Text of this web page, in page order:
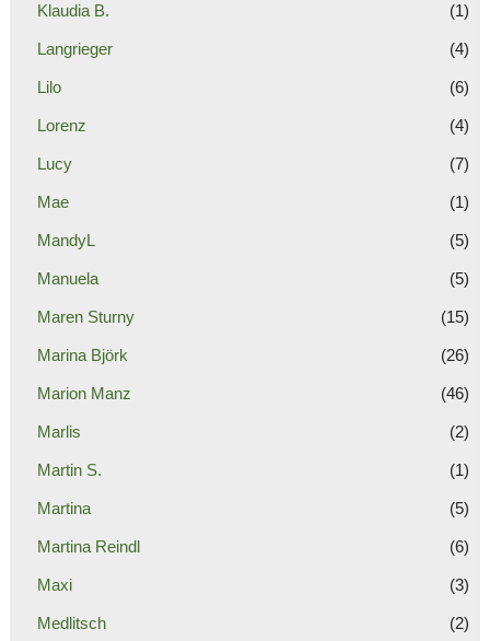
Klaudia B. (1)
Langrieger (4)
Lilo (6)
Lorenz (4)
Lucy (7)
Mae (1)
MandyL (5)
Manuela (5)
Maren Sturny (15)
Marina Björk (26)
Marion Manz (46)
Marlis (2)
Martin S. (1)
Martina (5)
Martina Reindl (6)
Maxi (3)
Medlitsch (2)